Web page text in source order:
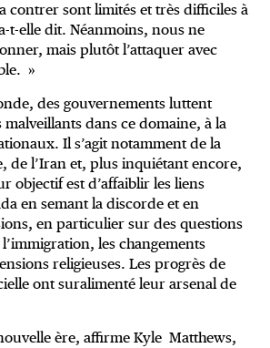
contrer sont limités et très difficiles à
t-elle dit. Néanmoins, nous ne
mais plutôt l’attaquer avec
»
des gouvernements luttent
dans ce domaine, à la
Il s’agit notamment de la
de l’Iran et, plus inquiétant encore,
objectif est d’affaiblir les liens
en semant la discorde et en
en particulier sur des questions
les changements
religieuses. Les progrès de
ont suralimenté leur arsenal de
ère, affirme Kyle Matthews,